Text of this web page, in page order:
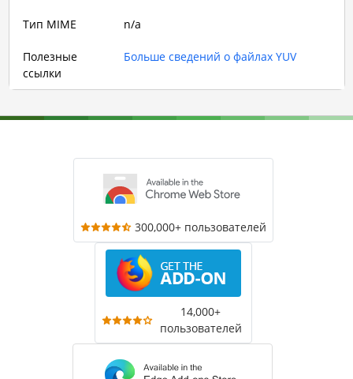
Тип MIME n/a
Полезные
ссылки
Больше сведений о файлах YUV
300,000+ пользователей
14,000+
пользователей